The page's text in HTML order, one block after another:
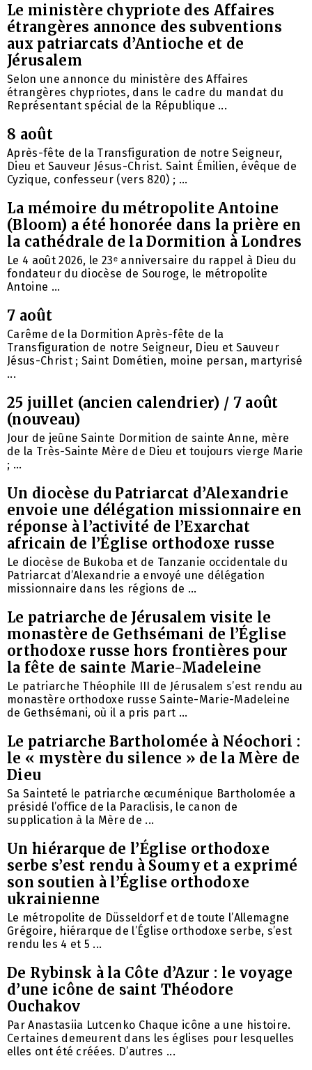
Le ministère chypriote des Affaires
étrangères annonce des subventions
aux patriarcats d’Antioche et de
Jérusalem
Selon une annonce du ministère des Affaires
étrangères chypriotes, dans le cadre du mandat du
Représentant spécial de la République ...
8 août
Après-fête de la Transfiguration de notre Seigneur,
Dieu et Sauveur Jésus-Christ. Saint Émilien, évêque de
Cyzique, confesseur (vers 820) ; ...
La mémoire du métropolite Antoine
(Bloom) a été honorée dans la prière en
la cathédrale de la Dormition à Londres
Le 4 août 2026, le 23ᵉ anniversaire du rappel à Dieu du
fondateur du diocèse de Souroge, le métropolite
Antoine ...
7 août
Carême de la Dormition Après-fête de la
Transfiguration de notre Seigneur, Dieu et Sauveur
Jésus-Christ ; Saint Dométien, moine persan, martyrisé
...
25 juillet (ancien calendrier) / 7 août
(nouveau)
Jour de jeûne Sainte Dormition de sainte Anne, mère
de la Très-Sainte Mère de Dieu et toujours vierge Marie
; ...
Un diocèse du Patriarcat d’Alexandrie
envoie une délégation missionnaire en
réponse à l’activité de l’Exarchat
africain de l’Église orthodoxe russe
Le diocèse de Bukoba et de Tanzanie occidentale du
Patriarcat d’Alexandrie a envoyé une délégation
missionnaire dans les régions de ...
Le patriarche de Jérusalem visite le
monastère de Gethsémani de l’Église
orthodoxe russe hors frontières pour
la fête de sainte Marie-Madeleine
Le patriarche Théophile III de Jérusalem s’est rendu au
monastère orthodoxe russe Sainte-Marie-Madeleine
de Gethsémani, où il a pris part ...
Le patriarche Bartholomée à Néochori :
le « mystère du silence » de la Mère de
Dieu
Sa Sainteté le patriarche œcuménique Bartholomée a
présidé l’office de la Paraclisis, le canon de
supplication à la Mère de ...
Un hiérarque de l’Église orthodoxe
serbe s’est rendu à Soumy et a exprimé
son soutien à l’Église orthodoxe
ukrainienne
Le métropolite de Düsseldorf et de toute l’Allemagne
Grégoire, hiérarque de l’Église orthodoxe serbe, s’est
rendu les 4 et 5 ...
De Rybinsk à la Côte d’Azur : le voyage
d’une icône de saint Théodore
Ouchakov
Par Anastasiia Lutcenko Chaque icône a une histoire.
Certaines demeurent dans les églises pour lesquelles
elles ont été créées. D’autres ...